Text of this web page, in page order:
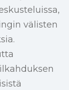
välisten